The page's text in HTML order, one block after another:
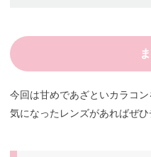
今回は甘めであざといカラコ
気になったレンズがあればぜ